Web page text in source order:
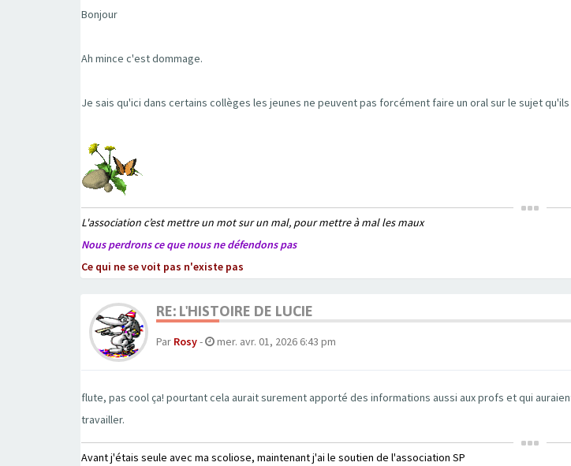
Bonjour
Ah mince c'est dommage.
Je sais qu'ici dans certains collèges les jeunes ne peuvent pas forcément faire un oral sur le sujet
L'association c’est mettre un mot sur un mal, pour mettre à mal les maux
Nous perdrons ce que nous ne défendons pas
Ce qui ne se voit pas n'existe pas
RE: L'HISTOIRE DE LUCIE
Par Rosy- mer. avr. 01, 2026 6:43 pm
flute, pas cool ça! pourtant cela aurait surement apporté des informations aussi aux profs et qui
travailler.
Avant j'étais seule avec ma scoliose, maintenant j'ai le soutien de l'association SP